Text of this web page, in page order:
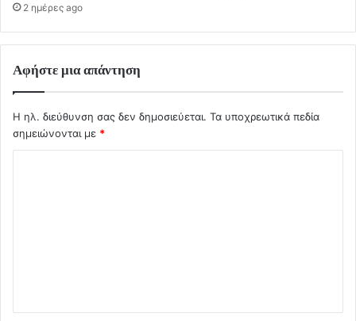
2 ημέρες ago
Αφήστε μια απάντηση
Η ηλ. διεύθυνση σας δεν δημοσιεύεται. Τα υποχρεωτικά πεδία
σημειώνονται με *